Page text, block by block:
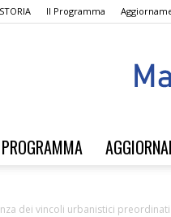
Il Programma
dei vincoli urbanistici